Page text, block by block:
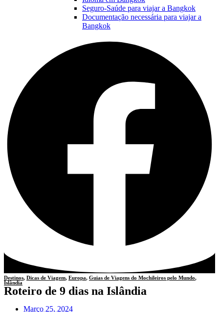
Seguro-Saúde para viajar a Bangkok
Documentação necessária para viajar a
Bangkok
Destinos, Dicas de Viagem, Europa, Guias de Viagens do Mochileiros pelo Mundo,
Islândia
Roteiro de 9 dias na Islândia
Março 25, 2024